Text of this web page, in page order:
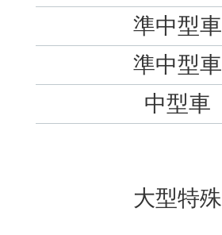
準中型車
準中型車
中型車
大型特殊